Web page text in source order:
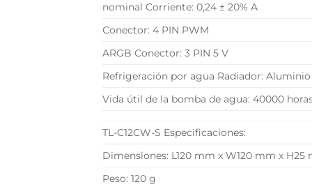
nominal Corriente: 0,24 ± 20% A
Conector: 4 PIN PWM
ARGB Conector: 3 PIN 5 V
Refrigeración por agua Radiador: Aluminio
Vida útil de la bomba de agua: 40000
TL-C12CW-S Especificaciones:
Dimensiones: L120 mm x W120 mm x H25
Peso: 120 g